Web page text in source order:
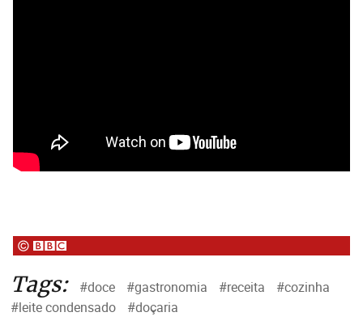
Tags: #doce #gastronomia #receita
#cozinha
#leite condensado
#doçaria